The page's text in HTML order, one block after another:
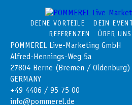
DEINE VORTEILE
DEIN
REFERENZEN
ÜBER UNS
POMMEREL Live-Marketing GmbH
Alfred-Hennings-Weg 5a
27804 Berne (Bremen / Oldenburg)
GERMANY
+49 4406 / 95 75 00
info@pommerel.de